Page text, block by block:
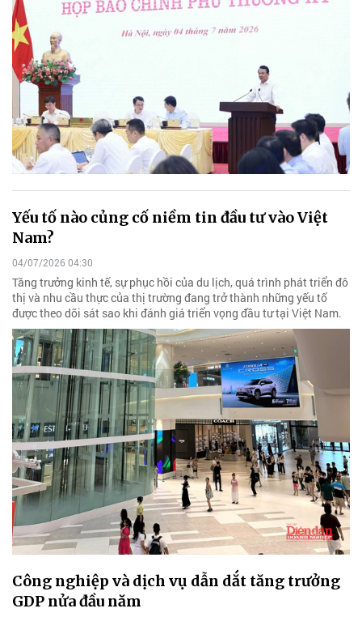
Yếu tố nào củng cố niềm tin đầu tư vào Việt
Nam?
04/07/2026 04:30
Tăng trưởng kinh tế, sự phục hồi của du lịch, quá trình phát triển đô
thị và nhu cầu thực của thị trường đang trở thành những yếu tố
được theo dõi sát sao khi đánh giá triển vọng đầu tư tại Việt Nam.
Công nghiệp và dịch vụ dẫn dắt tăng trưởng
GDP nửa đầu năm